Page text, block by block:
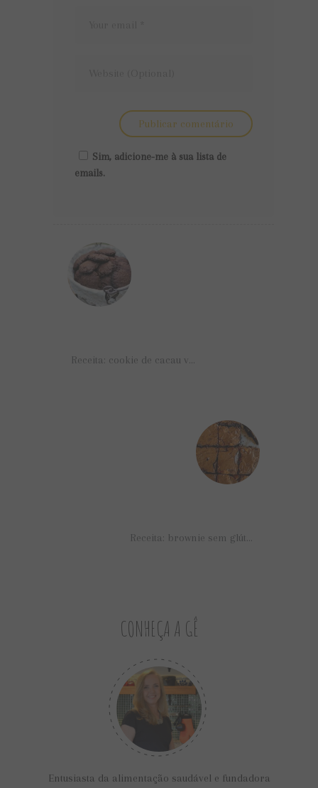
Sim, adicione-me à sua lista de
emails.
Receita: cookie de cacau vegano
Receita: brownie sem glúten e sem lactose
CONHEÇA A GÊ
Entusiasta da alimentação saudável e fundadora